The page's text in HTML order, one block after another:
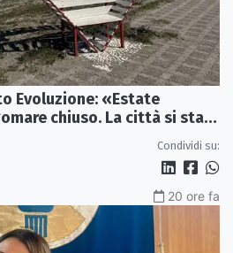
Evoluzione: «Estate
chiuso. La città si sta
Condividi su:
20 ore fa